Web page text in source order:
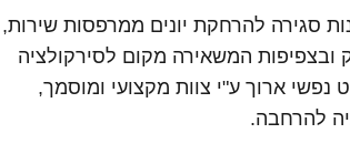
סגירה להרחקת יונים ממרפסות שירות,
ובצפיפות המשאירה מקום לסירקולציה
נפשי ארוך ע"י צוות מקצועי ומוסמך,